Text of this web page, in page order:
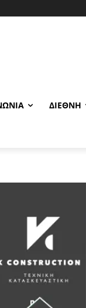
ΔΙΕΘΝΉ